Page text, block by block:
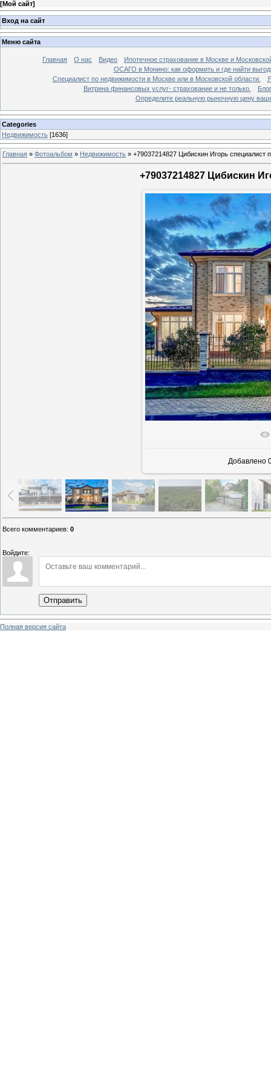
[Мой сайт]
Вход на сайт
Меню сайта
Главная О нас Видео
Ипотечное страхование в Москве и
ОСАГО в Монино: как оформить и где найти
Специалист по недвижимости в Москве или в Московской области.
Витрина финансовых услуг- страхование и не только.
Блог
Определите реальную рыночную цену
Categories
Недвижимость [1636]
Главная » Фотоальбом » Недвижимость » +79037214827 Цибискин Игорь специалист
+79037214827 Цибискин
В
Добавлено
Всего комментариев: 0
Войдите:
Отправить
Полная версия сайта